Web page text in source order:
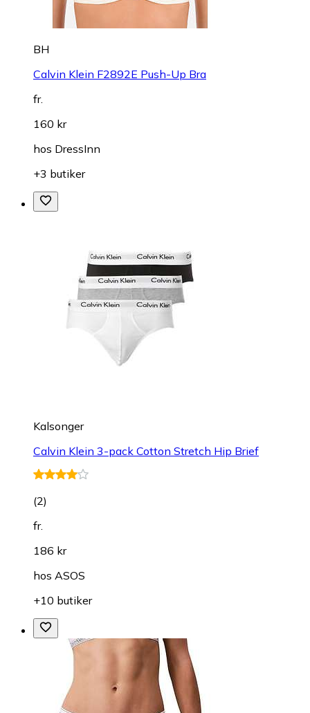
BH
Calvin Klein F2892E Push-Up Bra
fr.
160 kr
hos DressInn
+3 butiker
Kalsonger
Calvin Klein 3-pack Cotton Stretch Hip Brief
(2)
fr.
186 kr
hos ASOS
+10 butiker